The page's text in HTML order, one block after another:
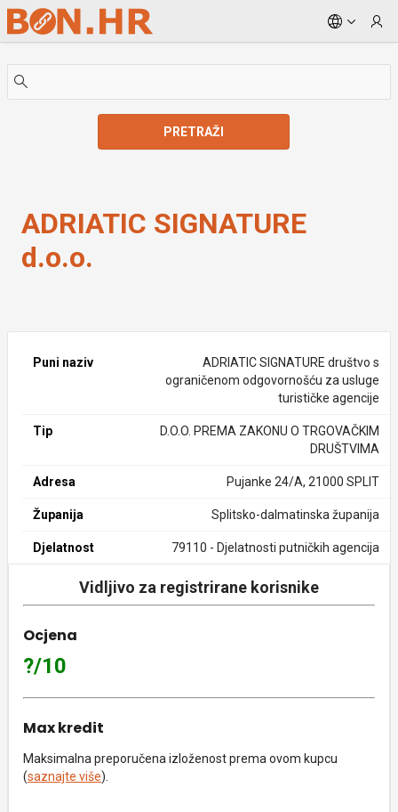
Skip to Main Content
PRETRAŽI
ADRIATIC SIGNATURE
d.o.o.
Puni naziv
ADRIATIC SIGNATURE društvo s
ograničenom odgovornošću za usluge
turističke agencije
Tip
D.O.O. PREMA ZAKONU O TRGOVAČKIM
DRUŠTVIMA
Adresa Pujanke 24/A, 21000 SPLIT
Županija Splitsko-dalmatinska županija
Djelatnost 79110 - Djelatnosti putničkih agencija
Vidljivo za registrirane korisnike
Ocjena
?/10
Max kredit
Maksimalna preporučena izloženost prema ovom kupcu
(saznajte više).